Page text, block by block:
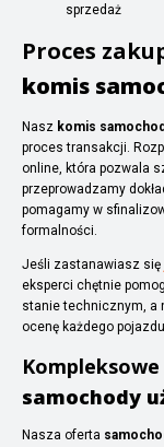
sprzedaż
Proces
komis
Nasz komis
proces transakcji.
online, która pozwala
przeprowadzamy
pomagamy w
formalności.
Jeśli zastanawiasz się
eksperci chętnie
stanie technicznym, a
ocenę każdego
samochody
Nasza oferta